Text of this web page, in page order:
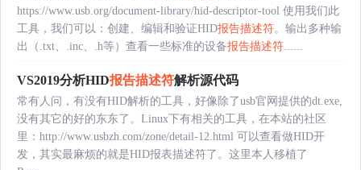
https://www.usb.org/document-library/hid-descriptor-tool 使用我们此
工具，我们可以：创建、编辑和验证HID报告描述符。输出多种输
出（.txt、.inc、.h等）查看一些标准的设备报告描述符
VS2019分析HID报告描述符解析源代码
常有人问，有没有HID解析的工具，好像除了usb官网提供的dt.exe,
没有其它的好的东东了。Linux下有相关的工具，在本站的社区
里：http://www.usbzh.com/zone/detail-12.html 可以查看做HID开
发，其实最麻烦的就是HID报表描述符了。这里本人移植了